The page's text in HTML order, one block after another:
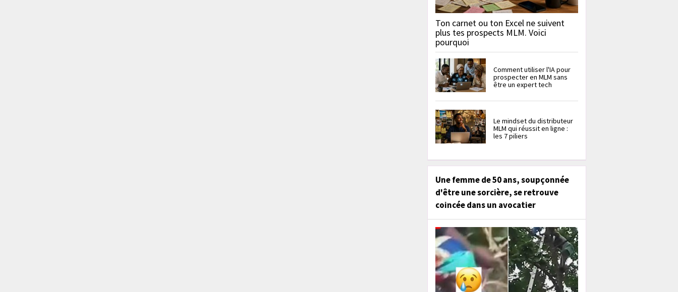
Ton carnet ou ton Excel ne suivent
plus tes prospects MLM. Voici
pourquoi
Comment utiliser l'IA pour
prospecter en MLM sans
être un expert tech
Le mindset du distributeur
MLM qui réussit en ligne :
les 7 piliers
Une femme de 50 ans, soupçonnée
d'être une sorcière, se retrouve
coincée dans un avocatier